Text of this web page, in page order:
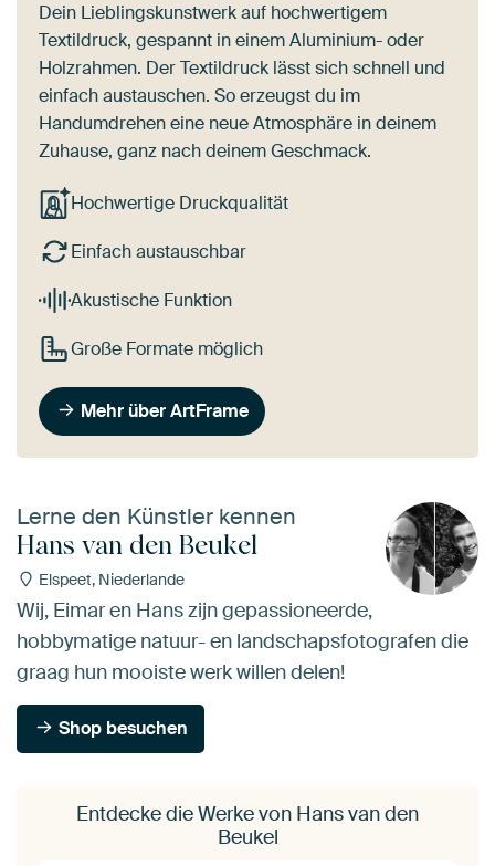
Dein Lieblingskunstwerk auf hochwertigem
Textildruck, gespannt in einem Aluminium- oder
Holzrahmen. Der Textildruck lässt sich schnell und
einfach austauschen. So erzeugst du im
Handumdrehen eine neue Atmosphäre in deinem
Zuhause, ganz nach deinem Geschmack.
Hochwertige Druckqualität
Einfach austauschbar
Akustische Funktion
Große Formate möglich
Mehr über ArtFrame
Lerne den Künstler kennen
Hans van den Beukel
Elspeet, Niederlande
Wij, Eimar en Hans zijn gepassioneerde,
hobbymatige natuur- en landschapsfotografen die
graag hun mooiste werk willen delen!
Shop besuchen
Entdecke die Werke von Hans van den
Beukel